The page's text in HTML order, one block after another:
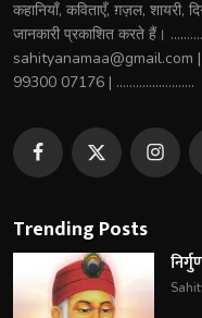
कहानियाँ, कविताएँ, ग़ज़ल, शायरी,
जानकारी प्रकाशित करते हैं।
sahityanamaa@gmail.com |
99300 07176 | ........................
Trending Posts